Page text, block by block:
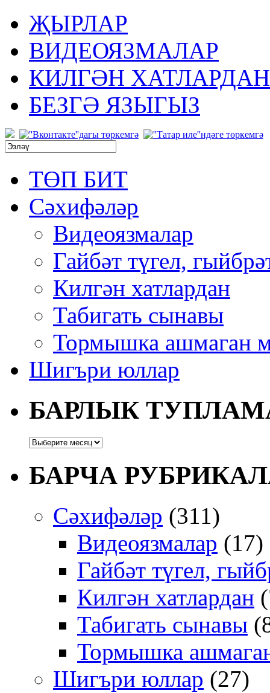
ҖЫРЛАР
ВИДЕОЯЗМАЛАР
КИЛГӘН ХАТЛАРДАН
БЕЗГӘ ЯЗЫГЫЗ
ТӨП БИТ
Сәхифәләр
Видеоязмалар
Гайбәт түгел,
Килгән хатлардан
Табигать сынавы
Тормышка ашмаган
Шигъри юллар
БАРЛЫК
БАРЧА
Сәхифәләр (311)
Видеоязмалар (17)
Гайбәт түгел,
Килгән хатлардан
Табигать сынавы
Тормышка
Шигъри юллар (27)